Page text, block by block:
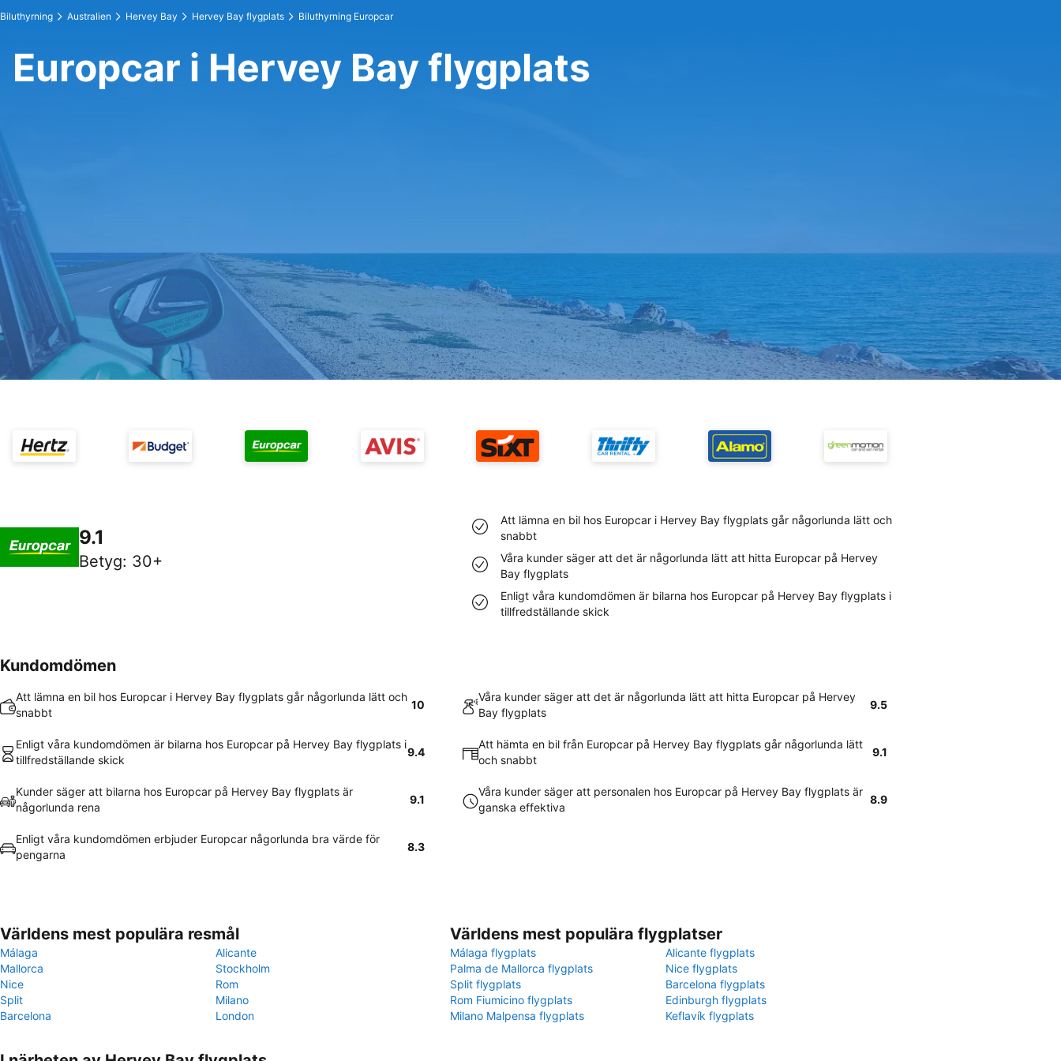
Biluthyrning Australien Hervey Bay Hervey Bay flygplats Biluthyrning Europcar
Europcar i Hervey Bay flygplats
9.1
Betyg: 30+
Att lämna en bil hos Europcar i Hervey Bay flygplats går någorlunda lätt och
snabbt
Våra kunder säger att det är någorlunda lätt att hitta Europcar på Hervey
Bay flygplats
Enligt våra kundomdömen är bilarna hos Europcar på Hervey Bay flygplats i
tillfredställande skick
Kundomdömen
Att lämna en bil hos Europcar i Hervey Bay flygplats går någorlunda lätt och
snabbt
10
Våra kunder säger att det är någorlunda lätt att hitta Europcar på Hervey
Bay flygplats
9.5
Enligt våra kundomdömen är bilarna hos Europcar på Hervey Bay flygplats i
tillfredställande skick
9.4
Att hämta en bil från Europcar på Hervey Bay flygplats går någorlunda lätt
och snabbt
9.1
Kunder säger att bilarna hos Europcar på Hervey Bay flygplats är
någorlunda rena
9.1
Våra kunder säger att personalen hos Europcar på Hervey Bay flygplats är
ganska effektiva
8.9
Enligt våra kundomdömen erbjuder Europcar någorlunda bra värde för
pengarna
8.3
Världens mest populära resmål
Málaga
Alicante
Mallorca
Stockholm
Nice
Rom
Split
Milano
Barcelona
London
Världens mest populära flygplatser
Málaga flygplats
Alicante flygplats
Palma de Mallorca flygplats
Nice flygplats
Split flygplats
Barcelona flygplats
Rom Fiumicino flygplats
Edinburgh flygplats
Milano Malpensa flygplats
Keflavík flygplats